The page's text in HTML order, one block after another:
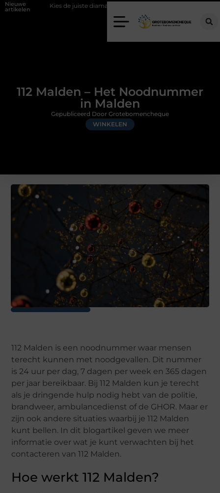
Nieuwe
artikelen
de juiste diamantboor voor uw project
112 Malden – Het Noodnummer
in Malden
WINKELEN
Gepubliceerd Door Grotebomencheque
112 Malden is een noodnummer waar mensen
terecht kunnen met noodgevallen. Dit nummer
is 24 uur per dag, 7 dagen per week en 365 dagen
per jaar bereikbaar. Bij 112 Malden kun je terecht
als je dringende hulp nodig hebt van de politie,
brandweer, ambulancedienst of de GHOR. Maar er
zijn ook andere situaties waarbij je 112 Malden
kunt bellen. In dit blogartikel geven we meer
informatie over wat je kunt verwachten bij het
contacteren van 112 Malden.
Hoe werkt 112 Malden?